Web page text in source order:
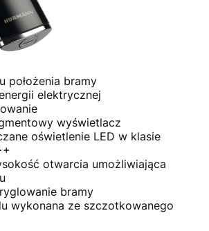
położenia bramy
elektrycznej
wyświetlacz
oświetlenie LED w klasie
otwarcia umożliwiająca
bramy
wykonana ze szczotkowanego